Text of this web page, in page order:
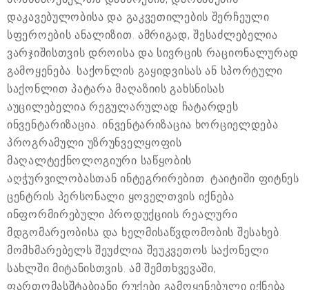
დაკავებულობისა და გაკვეთილების შერჩეული
სფეროების ანალიზით. ამრიგად, შესაძლებელია
ვარჯიშისთვის დროისა და სივრცის რაციონალურად
გამოყენება. საქონლის გაყიდვისას ან სპორტული
საქონლით პატარა მაღაზიის გახსნისას
აუცილებელია რეგულარულად ჩატარდეს
ინვენტარიზაცია. ინვენტარიზაცია ხორციელდება
პროგრამული უზრუნველყოფის
მაღალტექნოლოგიური საწყობის
აღჭურვილობასთან ინტეგრირებით. ტაიტიში ფიტნეს
ცენტრის პერსონალი ყოველთვის იქნება
ინფორმირებული პროდუქციის რეალური
მდგომარეობისა და ხელმისაწვდომობის შესახებ.
მომხმარებელს შეუძლია შეუკვეთოს საქონელი
სახლში მიტანისთვის. ამ შემთხვევაში,
ფართომასშტაბიანი რუქები გამოყენებული იქნება